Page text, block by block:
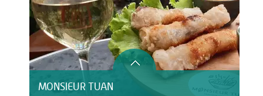
MONSIEUR TUAN